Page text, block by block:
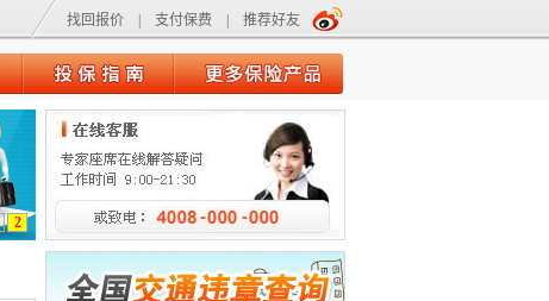
找回报价 支付保费 推荐好友
2